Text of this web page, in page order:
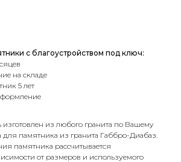
с благоустройством под ключ:
на складе
5 лет
из любого гранита по Вашему
для памятника из гранита Габбро-Диабаз.
памятника рассчитывается
от размеров и используемого